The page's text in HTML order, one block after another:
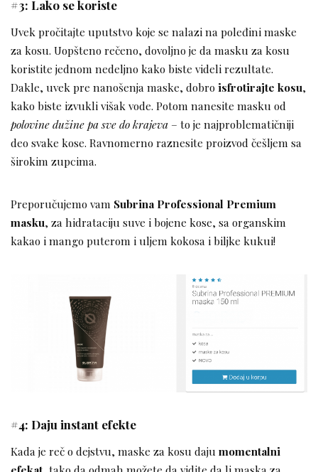
#3: Lako se koriste
Uvek pročitajte uputstvo koje se nalazi na poleđini maske
za kosu. Uopšteno rečeno, dovoljno je da masku za kosu
koristite jednom nedeljno kako biste videli rezultate.
Dakle, uvek pre nanošenja maske, dobroisfrotirajte kosu,
kako biste izvukli višak vode. Potom nanesite masku od
polovine dužine pa sve do krajeva – to je najproblematičniji
deo svake kose. Ravnomerno raznesite proizvod češljem sa
širokim zupcima.
Preporučujemo vam Subrina Professional Premium
masku, za hidrataciju suve i bojene kose, sa organskim
kakao i mango puterom i uljem kokosa i biljke kukui!
#4: Daju instant efekte
Kada je reč o dejstvu, maske za kosu daju momentalni